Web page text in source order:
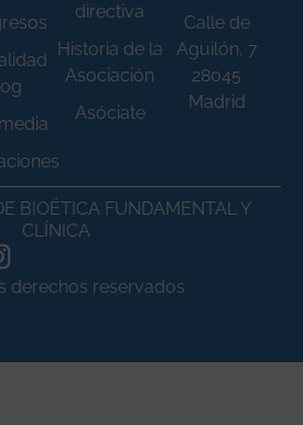
directiva
Historia de la
Asociación
Asóciate
Calle de
Aguilón, 7
28045
Madrid
BIOÉTICA FUNDAMENTAL Y
CLÍNICA
derechos reservados